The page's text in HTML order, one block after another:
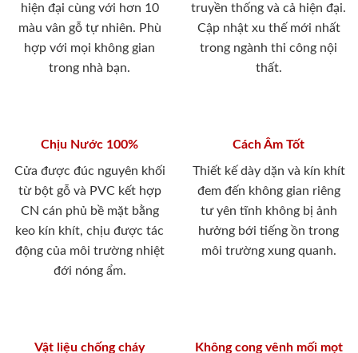
hiện đại cùng với hơn 10
màu vân gỗ tự nhiên. Phù
hợp với mọi không gian
trong nhà bạn.
truyền thống và cả hiện đại.
Cập nhật xu thế mới nhất
trong ngành thi công nội
thất.
Chịu Nước 100%
Cửa được đúc nguyên khối
từ bột gỗ và PVC kết hợp
CN cán phủ bề mặt bằng
keo kín khít, chịu được tác
động của môi trường nhiệt
đới nóng ẩm.
Cách Âm Tốt
Thiết kế dày dặn và kín khít
đem đến không gian riêng
tư yên tĩnh không bị ảnh
hưởng bới tiếng ồn trong
môi trường xung quanh.
Vật liệu chống cháy Không cong vênh mối mọt